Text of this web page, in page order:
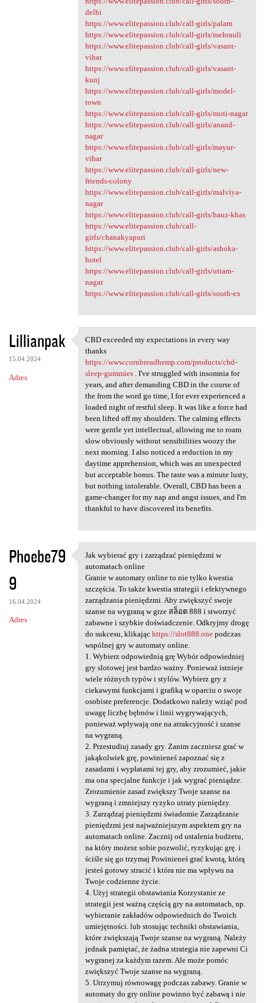
delhi
https://www.elitepassion.club/call-girls/palam
https://www.elitepassion.club/call-girls/mehrauli
https://www.elitepassion.club/call-girls/vasant-
vihar
https://www.elitepassion.club/call-girls/vasant-
kunj
https://www.elitepassion.club/call-girls/model-
town
https://www.elitepassion.club/call-girls/moti-nagar
https://www.elitepassion.club/call-girls/anand-
nagar
https://www.elitepassion.club/call-girls/mayur-
vihar
https://www.elitepassion.club/call-girls/new-
friends-colony
https://www.elitepassion.club/call-girls/malviya-
nagar
https://www.elitepassion.club/call-girls/hauz-khas
https://www.elitepassion.club/call-
girls/chanakyapuri
https://www.elitepassion.club/call-girls/ashoka-
hotel
https://www.elitepassion.club/call-girls/uttam-
nagar
https://www.elitepassion.club/call-girls/south-ex
Lillianpak
15.04.2024
Adres
CBD exceeded my expectations
CBD exceeded my expectations in every way
thanks
https://www.cornbreadhemp.com/products/cbd-
sleep-gummies. I've struggled with insomnia for
years, and after demanding CBD in the course of
the from the word go time, I for ever experienced a
loaded night of restful sleep. It was like a force had
been lifted off my shoulders. The calming effects
were gentle yet intellectual, allowing me to roam
slow obviously without sensibilities woozy the
next morning. I also noticed a reduction in my
daytime apprehension, which was an unexpected
but acceptable bonus. The taste was a minute lusty,
but nothing intolerable. Overall, CBD has been a
game-changer for my nap and angst issues, and I'm
thankful to have discovered its benefits.
Phoebe79
9
16.04.2024
Adres
Jak wybierać gry i zarządzać
Jak wybierać gry i zarządzać pieniędzmi w
automatach online
Granie w automaty online to nie tylko kwestia
szczęścia. To także kwestia strategii i efektywnego
zarządzania pieniędzmi. Aby zwiększyć swoje
szanse na wygraną w grze สล็อต 888 i stworzyć
zabawne i szybkie doświadczenie. Odkryjmy drogę
do sukcesu, klikając https://slot888.onepodczas
wspólnej gry w automaty online.
1. Wybierz odpowiednią grę Wybór odpowiedniej
gry slotowej jest bardzo ważny. Ponieważ istnieje
wiele różnych typów i stylów. Wybierz gry z
ciekawymi funkcjami i grafiką w oparciu o swoje
osobiste preferencje. Dodatkowo należy wziąć pod
uwagę liczbę bębnów i linii wygrywających,
ponieważ wpływają one na atrakcyjność i szanse
na wygraną.
2. Przestudiuj zasady gry. Zanim zaczniesz grać w
jakąkolwiek grę, powinieneś zapoznać się z
zasadami i wypłatami tej gry, aby zrozumieć, jakie
ma ona specjalne funkcje i jak wygrać pieniądze.
Zrozumienie zasad zwiększy Twoje szanse na
wygraną i zmniejszy ryzyko utraty pieniędzy.
3. Zarządzaj pieniędzmi świadomie Zarządzanie
pieniędzmi jest najważniejszym aspektem gry na
automatach online. Zacznij od ustalenia budżetu,
na który możesz sobie pozwolić, ryzykując grę. i
ściśle się go trzymaj Powinieneś grać kwotą, którą
jesteś gotowy stracić i która nie ma wpływu na
Twoje codzienne życie.
4. Użyj strategii obstawiania Korzystanie ze
strategii jest ważną częścią gry na automatach, np.
wybieranie zakładów odpowiednich do Twoich
umiejętności. lub stosując techniki obstawiania,
które zwiększają Twoje szanse na wygraną. Należy
jednak pamiętać, że żadna strategia nie zapewni Ci
wygranej za każdym razem. Ale może pomóc
zwiększyć Twoje szanse na wygraną.
5. Utrzymuj równowagę podczas zabawy. Granie w
automaty do gry online powinno być zabawą i nie